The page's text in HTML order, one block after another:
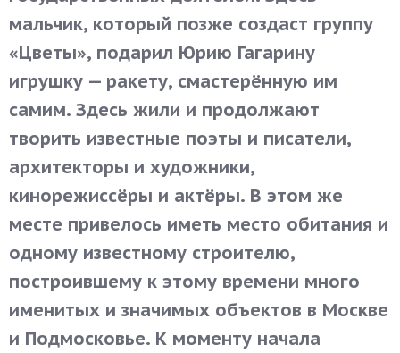
мальчик, который позже создаст группу
«Цветы», подарил Юрию Гагарину
игрушку — ракету, смастерённую им
самим. Здесь жили и продолжают
творить известные поэты и писатели,
архитекторы и художники,
кинорежиссёры и актёры. В этом же
месте привелось иметь место обитания и
одному известному строителю,
построившему к этому времени много
именитых и значимых объектов в Москве
и Подмосковье. К моменту начала